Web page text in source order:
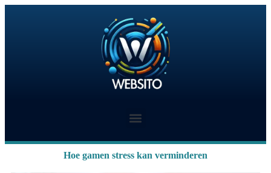
Hoe gamen stress kan verminderen